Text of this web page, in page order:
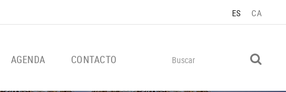
ES CA
AGENDA CONTACTO